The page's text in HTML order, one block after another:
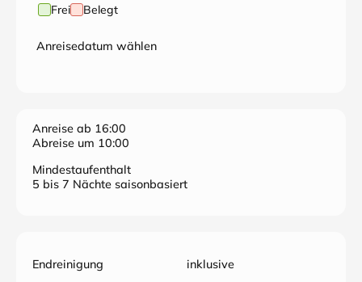
Frei Belegt
Anreisedatum wählen
Anreise ab 16:00
Abreise um 10:00
Mindestaufenthalt
5 bis 7 Nächte saisonbasiert
Endreinigung inklusive